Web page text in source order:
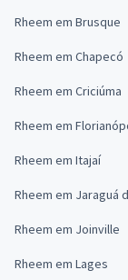
Rheem em Brusque
Rheem em Chapecó
Rheem em Criciúma
Rheem em
Rheem em Itajaí
Rheem em Jaraguá
Rheem em Joinville
Rheem em Lages